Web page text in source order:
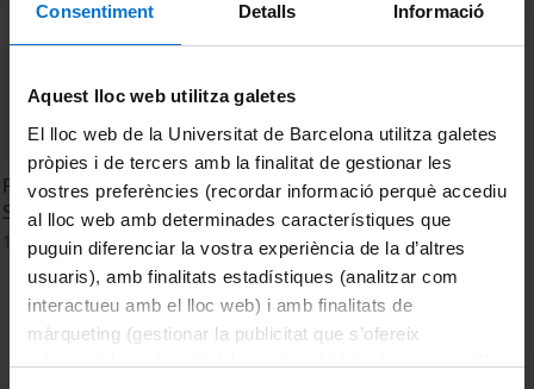
Consentiment Detalls Informació
Aquest lloc web utilitza galetes
El lloc web de la Universitat de Barcelona utilitza galetes
pròpies i de tercers amb la finalitat de gestionar les
vostres preferències (recordar informació perquè accediu
al lloc web amb determinades característiques que
puguin diferenciar la vostra experiència de la d’altres
usuaris), amb finalitats estadístiques (analitzar com
interactueu amb el lloc web) i amb finalitats de
màrqueting (gestionar la publicitat que s’ofereix
adequant-la en funció dels vostres hàbits de navegació).
Psoriasis and its relation with antigens from the bacteria
Streptococcus pyogenes
16 February, 2015